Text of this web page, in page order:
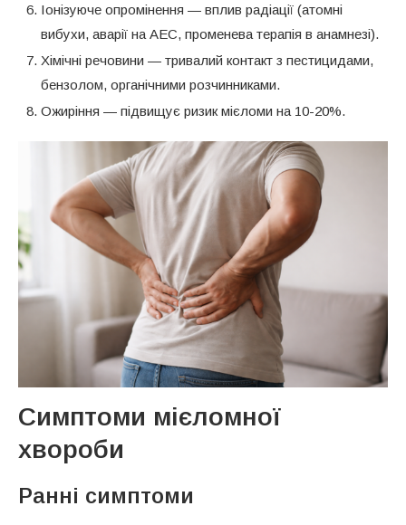
Іонізуюче опромінення — вплив радіації (атомні
вибухи, аварії на АЕС, променева терапія в анамнезі).
Хімічні речовини — тривалий контакт з пестицидами,
бензолом, органічними розчинниками.
Ожиріння — підвищує ризик мієломи на 10-20%.
Симптоми мієломної
хвороби
Ранні симптоми